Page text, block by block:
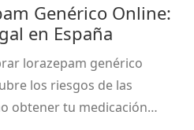
Genérico Online:
en España
lorazepam genérico
los riesgos de las
obtener tu medicación